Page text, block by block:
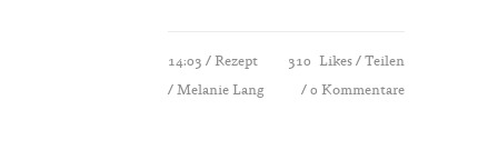
14:03 / Rezept
/ Melanie Lang
310 Likes
Teilen
0 Kommentare